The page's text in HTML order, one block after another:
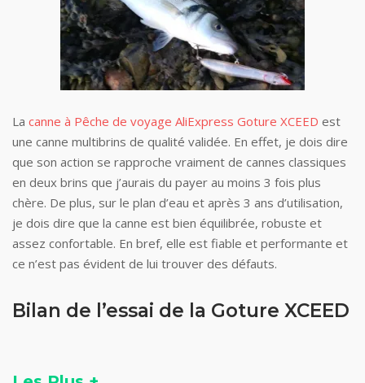
La canne à Pêche de voyage AliExpress Goture XCEED est
une canne multibrins de qualité validée. En effet, je dois dire
que son action se rapproche vraiment de cannes classiques
en deux brins que j’aurais du payer au moins 3 fois plus
chère. De plus, sur le plan d’eau et après 3 ans d’utilisation,
je dois dire que la canne est bien équilibrée, robuste et
assez confortable. En bref, elle est fiable et performante et
ce n’est pas évident de lui trouver des défauts.
Bilan de l’essai de la Goture XCEED